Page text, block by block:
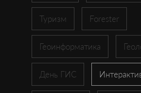
Туризм Forester
Геоинформатика
День ГИС